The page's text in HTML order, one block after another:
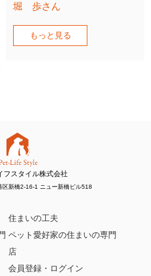
堀 歩さん
もっと見る
フスタイル株式会社
新橋2-16-1 ニュー新橋ビル518
住まいの工夫
ペット愛好家の住まいの専門
店
会員登録・ログイン